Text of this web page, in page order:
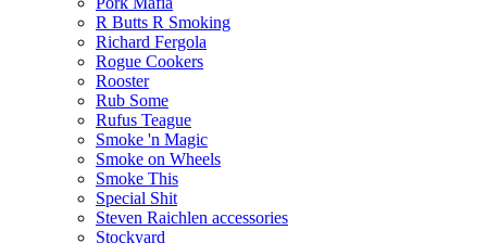
R Butts R Smoking
Richard Fergola
Rogue Cookers
Rooster
Rub Some
Rufus Teague
Smoke 'n Magic
Smoke on Wheels
Smoke This
Special Shit
Steven Raichlen accessories
Stockyard